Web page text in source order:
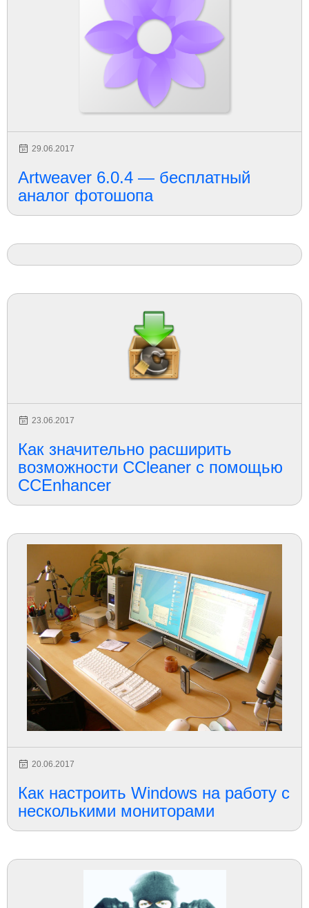
29.06.2017
Artweaver 6.0.4 — бесплатный
аналог фотошопа
23.06.2017
Как значительно расширить
возможности CCleaner с помощью
CCEnhancer
20.06.2017
Как настроить Windows на работу с
несколькими мониторами